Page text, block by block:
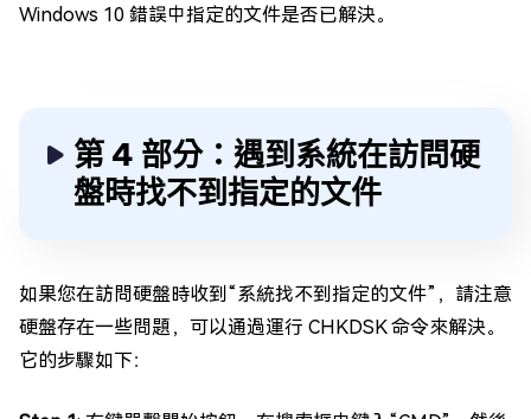
Windows 10 錯誤中指定的文件是否已解決。
第 4 部分：遇到系統在訪問硬
盤時找不到指定的文件
如果您在訪問硬盤時收到“系統找不到指定的文件”，請注意
硬盤存在一些問題，可以通過運行 CHKDSK 命令來解決。
它的步驟如下：